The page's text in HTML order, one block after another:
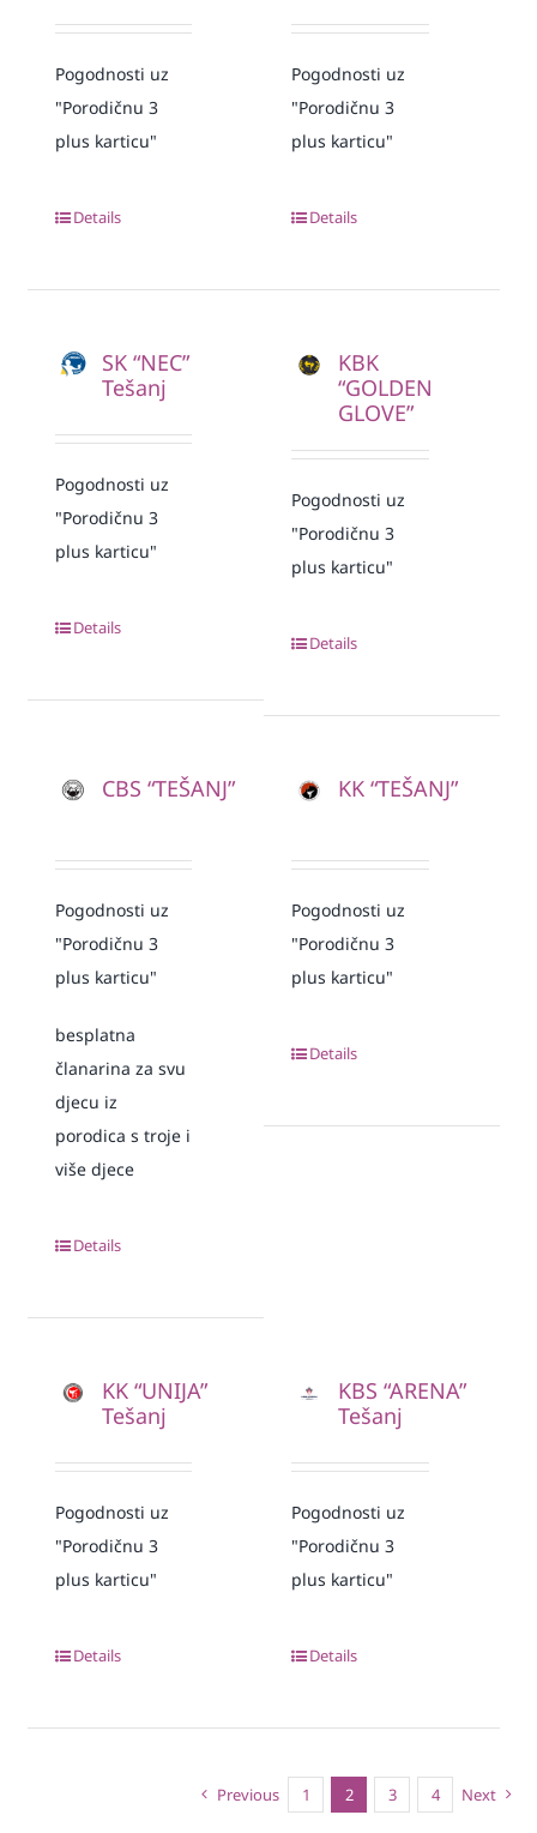
Pogodnosti uz
"Porodičnu 3
plus karticu"
Details
Pogodnosti uz
"Porodičnu 3
plus karticu"
Details
SK “NEC”
Tešanj
Pogodnosti uz
"Porodičnu 3
plus karticu"
Details
KBK
“GOLDEN
GLOVE”
Pogodnosti uz
"Porodičnu 3
plus karticu"
Details
CBS “TEŠANJ”
Pogodnosti uz
"Porodičnu 3
plus karticu"
besplatna
članarina za svu
djecu iz
porodica s troje i
više djece
Details
KK “TEŠANJ”
Pogodnosti uz
"Porodičnu 3
plus karticu"
Details
KK “UNIJA”
Tešanj
Pogodnosti uz
"Porodičnu 3
plus karticu"
Details
KBS “ARENA”
Tešanj
Pogodnosti uz
"Porodičnu 3
plus karticu"
Details
Previous 1 2 3 4 Next